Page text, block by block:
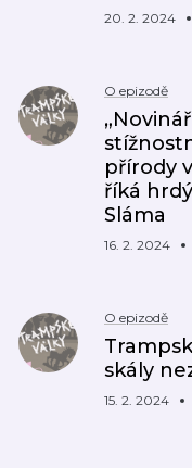
20. 2. 2024
O epizodě
přírody
říká
Sláma
16. 2. 2024
O epizodě
skály
15. 2. 2024